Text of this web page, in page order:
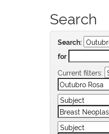
Search
Search:
for
Current filters: